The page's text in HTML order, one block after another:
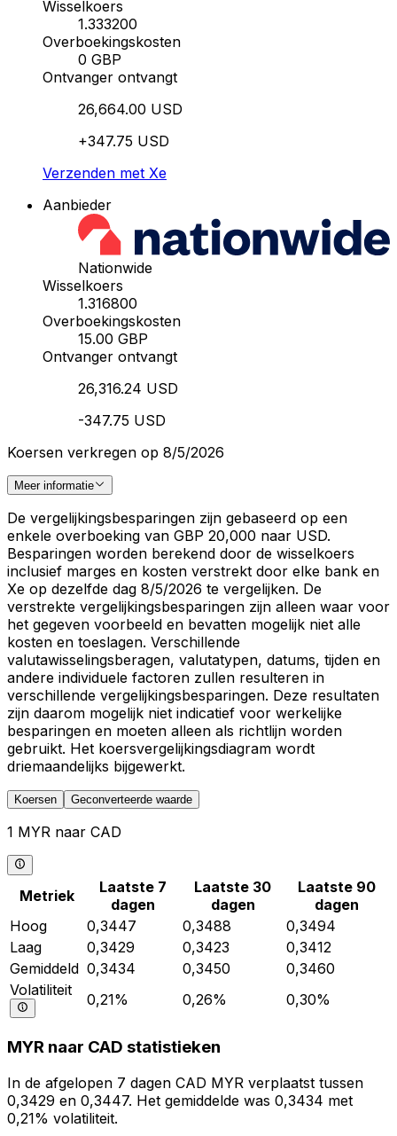
Wisselkoers
1.333200
Overboekingskosten
0 GBP
Ontvanger ontvangt
26,664.00 USD
+347.75 USD
Verzenden met Xe
Aanbieder
Nationwide
Wisselkoers
1.316800
Overboekingskosten
15.00 GBP
Ontvanger ontvangt
26,316.24 USD
-347.75 USD
Koersen verkregen op 8/5/2026
Meer informatie
De vergelijkingsbesparingen zijn gebaseerd op een
enkele overboeking van GBP 20,000 naar USD.
Besparingen worden berekend door de wisselkoers
inclusief marges en kosten verstrekt door elke bank en
Xe op dezelfde dag 8/5/2026 te vergelijken. De
verstrekte vergelijkingsbesparingen zijn alleen waar voor
het gegeven voorbeeld en bevatten mogelijk niet alle
kosten en toeslagen. Verschillende
valutawisselingsberagen, valutatypen, datums, tijden en
andere individuele factoren zullen resulteren in
verschillende vergelijkingsbesparingen. Deze resultaten
zijn daarom mogelijk niet indicatief voor werkelijke
besparingen en moeten alleen als richtlijn worden
gebruikt. Het koersvergelijkingsdiagram wordt
driemaandelijks bijgewerkt.
Koersen Geconverteerde waarde
1 MYR naar CAD
Metriek
Laatste 7
dagen
Laatste 30
dagen
Laatste 90
dagen
Hoog
0,3447 0,3488
0,3494
Laag
0,3429 0,3423
0,3412
Gemiddeld 0,3434 0,3450
0,3460
Volatiliteit
0,21% 0,26% 0,30%
MYR naar CAD statistieken
In de afgelopen 7 dagen CAD MYR verplaatst tussen
0,3429 en 0,3447. Het gemiddelde was 0,3434 met
0,21% volatiliteit.